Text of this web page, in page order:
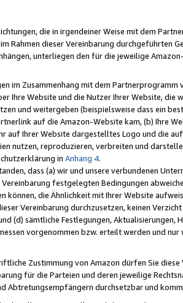
die in irgendeiner Weise mit dem
Rahmen dieser Vereinbarung durchgeführten
unterliegen den für die jeweilige
im Zusammenhang mit dem
Ihre Website und die Nutzer Ihrer Website,
und weitergeben (beispielsweise dass ein
auf die Amazon-Website kam, (b) Ihre
auf Ihrer Website dargestelltes Logo und die
nutzen, reproduzieren, verbreiten und
in Anhang 4.
dass (a) wir und unsere verbundenen
Vereinbarung festgelegten Bedingungen
die Ähnlichkeit mit Ihrer Website
Vereinbarung durchzusetzen, keinen
(d) sämtliche Festlegungen, Aktualisierungen,
vorgenommen bzw. erteilt werden und
Zustimmung von Amazon dürfen Sie
für die Parteien und deren jeweilige
Abtretungsempfängern durchsetzbar und